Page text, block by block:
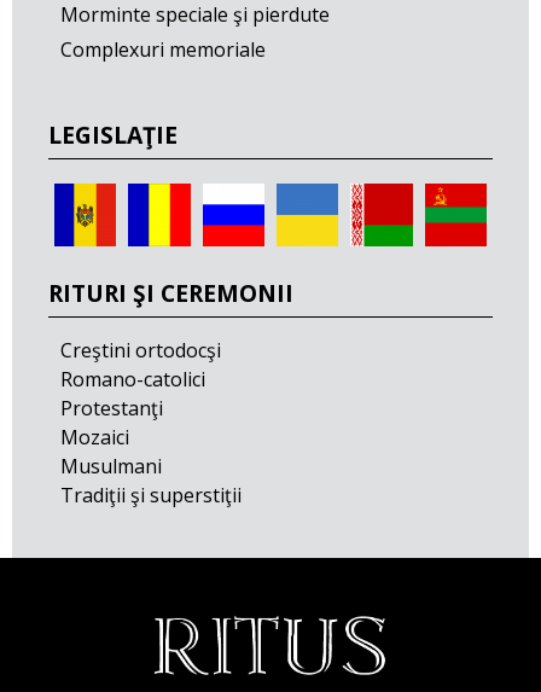
Morminte speciale şi pierdute
Complexuri memoriale
LEGISLAŢIE
RITURI ŞI CEREMONII
Creştini ortodocşi
Romano-catolici
Protestanţi
Mozaici
Musulmani
Tradiţii şi superstiţii